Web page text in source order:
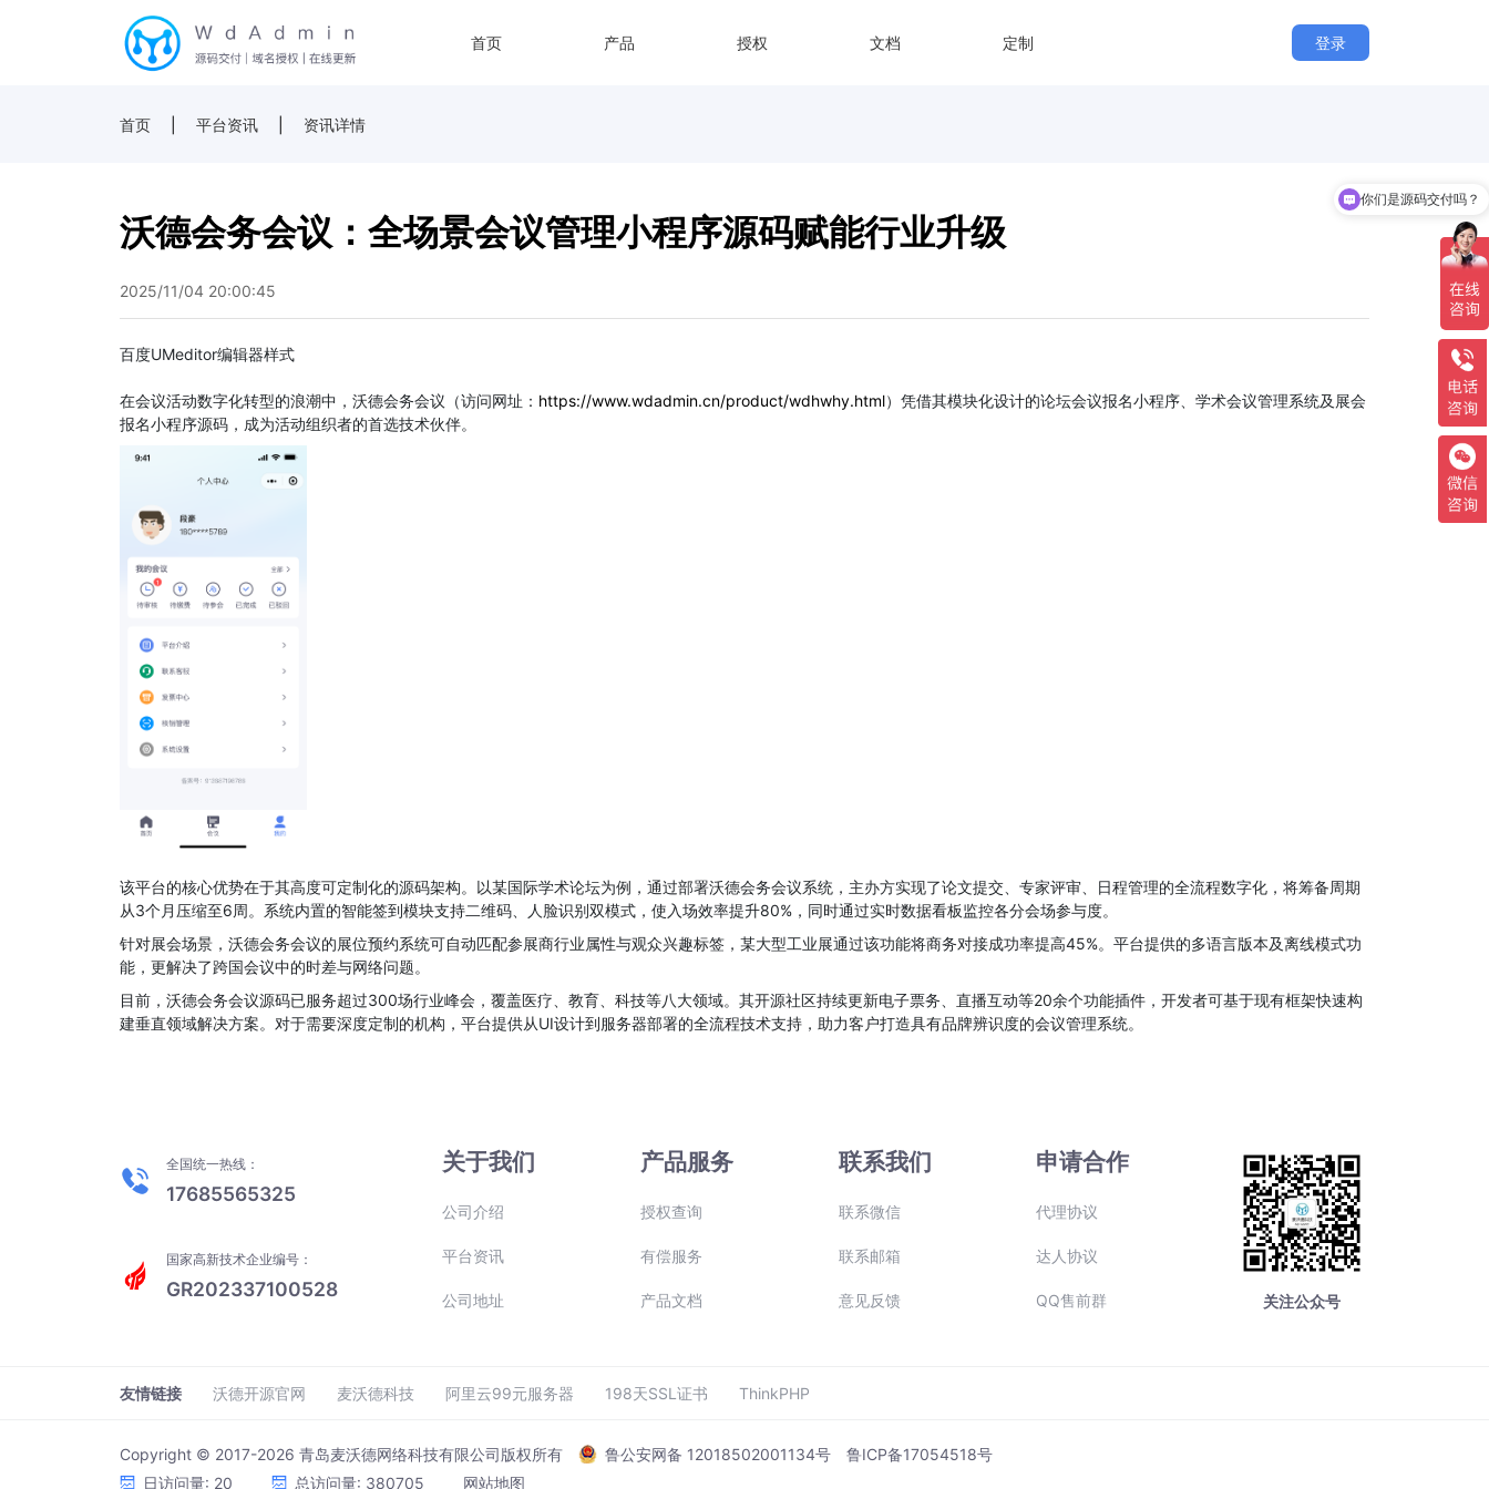
首页 产品 授权 文档 定制 登录
首页 平台资讯 资讯详情
沃德会务会议：全场景会议管理小程序源码赋能行业升级
2025/11/04 20:00:45
百度UMeditor编辑器样式
在会议活动数字化转型的浪潮中，沃德会务会议（访问网址： https://www.wdadmin.cn/product/wdhwhy.html）凭借其模块化设计的论坛会议报名小程序、学术会议管理系统及展会
报名小程序源码，成为活动组织者的首选技术伙伴。
该平台的核心优势在于其高度可定制化的源码架构。以某国际学术论坛为例，通过部署沃德会务会议系统，主办方实现了论文提交、专家评审、日程管理的全流程数字化，将筹备周期
从3个月压缩至6周。系统内置的智能签到模块支持二维码、人脸识别双模式，使入场效率提升80%，同时通过实时数据看板监控各分会场参与度。
针对展会场景，沃德会务会议的展位预约系统可自动匹配参展商行业属性与观众兴趣标签，某大型工业展通过该功能将商务对接成功率提高45%。平台提供的多语言版本及离线模式功
能，更解决了跨国会议中的时差与网络问题。
目前，沃德会务会议源码已服务超过300场行业峰会，覆盖医疗、教育、科技等八大领域。其开源社区持续更新电子票务、直播互动等20余个功能插件，开发者可基于现有框架快速构
建垂直领域解决方案。对于需要深度定制的机构，平台提供从UI设计到服务器部署的全流程技术支持，助力客户打造具有品牌辨识度的会议管理系统。
全国统一热线：
17685565325
国家高新技术企业编号：
GR202337100528
关于我们
公司介绍
平台资讯
公司地址
产品服务
授权查询
有偿服务
产品文档
联系我们
联系微信
联系邮箱
意见反馈
申请合作
代理协议
达人协议
QQ售前群 关注公众号
友情链接 沃德开源官网 麦沃德科技 阿里云99元服务器 198天SSL证书 ThinkPHP
Copyright © 2017-2026 青岛麦沃德网络科技有限公司版权所有 鲁公安网备 12018502001134号
鲁ICP备17054518号
日访问量: 20
总访问量: 380705 网站地图
你们是源码交付吗？